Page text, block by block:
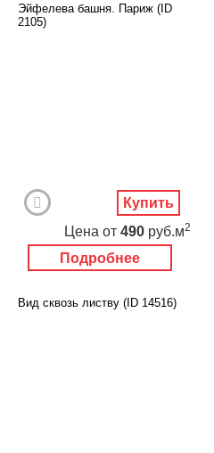
Эйфелева башня. Париж (ID
2105)
Подробнее
Цена от 490 руб.м2
Купить
Вид сквозь листву (ID 14516)